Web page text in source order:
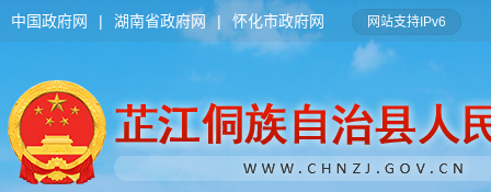
中国政府网 | 湖南省政府网 | 怀化市政府网 网站支持IPv6